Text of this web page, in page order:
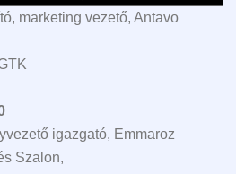
marketing vezető, Antavo
igazgató, Emmaroz
Szalon,